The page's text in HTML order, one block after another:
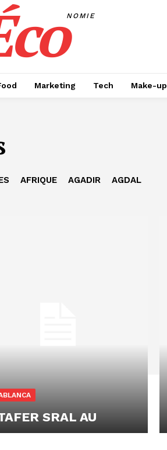
NOMIE
Marketing Tech Make-up
AFRIQUE AGADIR AGDAL
SRAL AU